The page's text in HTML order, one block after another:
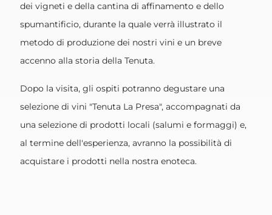
dei vigneti e della cantina di affinamento e dello
spumantificio, durante la quale verrà illustrato il
metodo di produzione dei nostri vini e un breve
accenno alla storia della Tenuta.
Dopo la visita, gli ospiti potranno degustare una
selezione di vini "Tenuta La Presa", accompagnati da
una selezione di prodotti locali (salumi e formaggi) e,
al termine dell'esperienza, avranno la possibilità di
acquistare i prodotti nella nostra enoteca.